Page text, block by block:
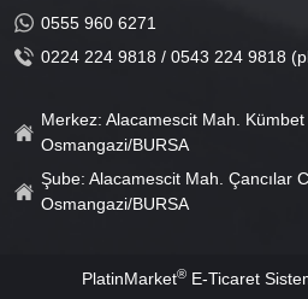
0555 960 6271
0224 224 9818 / 0543 224 9818
Merkez: Alacamescit Mah.
Osmangazi/BURSA
Şube: Alacamescit Mah. Çancılar
Osmangazi/BURSA
PlatinMarket®E-Ticaret